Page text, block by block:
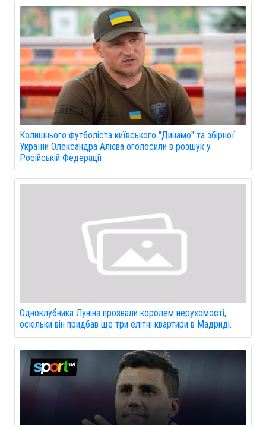
Колишнього футболіста київського "Динамо" та збірної
України Олександра Алієва оголосили в розшук у
Російській Федерації.
Одноклубника Луніна прозвали королем нерухомості,
оскільки він придбав ще три елітні квартири в Мадриді.